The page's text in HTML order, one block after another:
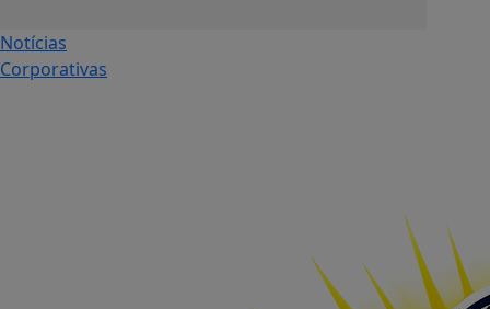
Notícias
Corporativas